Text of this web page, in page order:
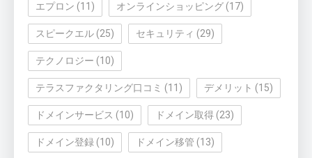
エプロン (11) オンラインショッピング (17)
スピークエル (25) セキュリティ (29)
テクノロジー (10)
テラスファクタリング口コミ (11) デメリット (15)
ドメインサービス (10) ドメイン取得 (23)
ドメイン登録 (10) ドメイン移管 (13)